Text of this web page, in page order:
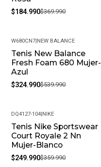
$184.990$369.990
-40%
W680CN7| NEW BALANCE
Tenis New Balance
Fresh Foam 680 Mujer-
Azul
$324.990$539.990
-31%
DQ4127-104| NIKE
Tenis Nike Sportswear
Court Royale 2 Nn
Mujer-Blanco
$249.990$359.990